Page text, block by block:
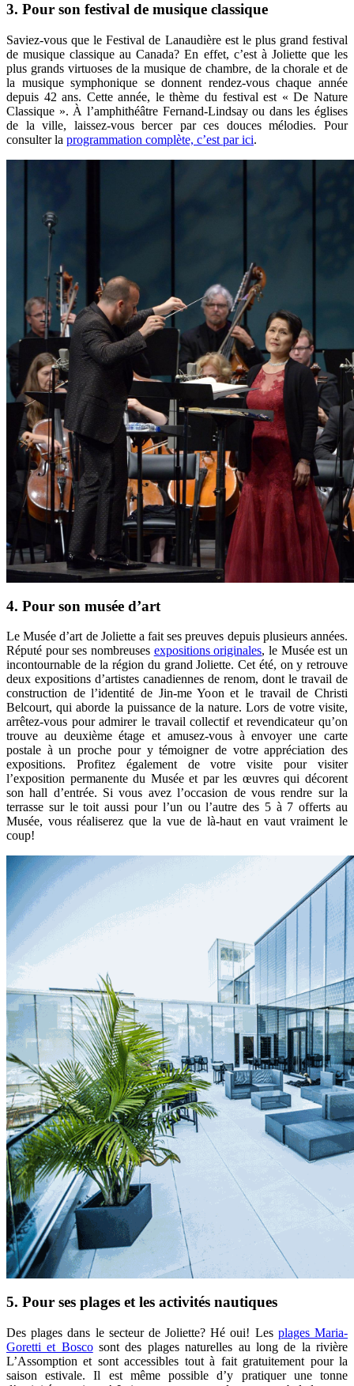
3. Pour son festival de musique classique
Saviez-vous que le Festival de Lanaudière est le plus grand festival
de musique classique au Canada? En effet, c’est à Joliette que les
plus grands virtuoses de la musique de chambre, de la chorale et de
la musique symphonique se donnent rendez-vous chaque année
depuis 42 ans. Cette année, le thème du festival est « De Nature
Classique ». À l’amphithéâtre Fernand-Lindsay ou dans les églises
de la ville, laissez-vous bercer par ces douces mélodies. Pour
consulter la programmation complète, c’est par ici.
4. Pour son musée d’art
Le Musée d’art de Joliette a fait ses preuves depuis plusieurs années.
Réputé pour ses nombreuses expositions originales, le Musée est un
incontournable de la région du grand Joliette. Cet été, on y retrouve
deux expositions d’artistes canadiennes de renom, dont le travail de
construction de l’identité de Jin-me Yoon et le travail de Christi
Belcourt, qui aborde la puissance de la nature. Lors de votre visite,
arrêtez-vous pour admirer le travail collectif et revendicateur qu’on
trouve au deuxième étage et amusez-vous à envoyer une carte
postale à un proche pour y témoigner de votre appréciation des
expositions. Profitez également de votre visite pour visiter
l’exposition permanente du Musée et par les œuvres qui décorent
son hall d’entrée. Si vous avez l’occasion de vous rendre sur la
terrasse sur le toit aussi pour l’un ou l’autre des 5 à 7 offerts au
Musée, vous réaliserez que la vue de là-haut en vaut vraiment le
coup!
5. Pour ses plages et les activités nautiques
Des plages dans le secteur de Joliette? Hé oui! Les plages Maria-
Goretti et Boscosont des plages naturelles au long de la rivière
L’Assomption et sont accessibles tout à fait gratuitement pour la
saison estivale. Il est même possible d’y pratiquer une tonne